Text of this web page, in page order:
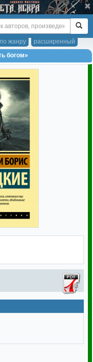
расширенный
жанру
богом»